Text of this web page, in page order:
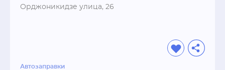
Орджоникидзе улица, 26
Автозаправки